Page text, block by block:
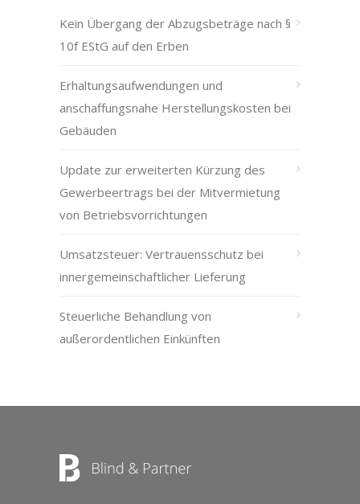
Kein Übergang der Abzugsbeträge nach §
10f EStG auf den Erben
Erhaltungsaufwendungen und
anschaffungsnahe Herstellungskosten bei
Gebäuden
Update zur erweiterten Kürzung des
Gewerbeertrags bei der Mitvermietung
von Betriebsvorrichtungen
Umsatzsteuer: Vertrauensschutz bei
innergemeinschaftlicher Lieferung
Steuerliche Behandlung von
außerordentlichen Einkünften